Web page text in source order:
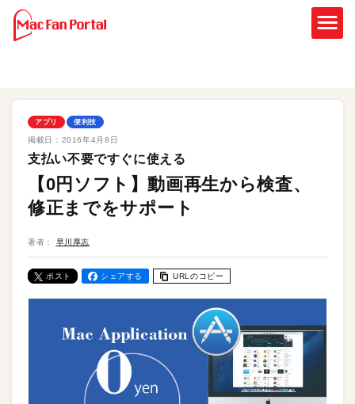
アプリ 便利技
掲載日： 2016年4月8日
支払い不要ですぐに使える
【0円ソフト】動画再生から検査、
修正までをサポート
著者： 早川厚志
ポスト シェアする URLのコピー